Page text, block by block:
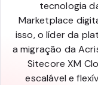
tecnologia
Marketplace
isso, o líder da
a migração da
Sitecore XM
escalável e